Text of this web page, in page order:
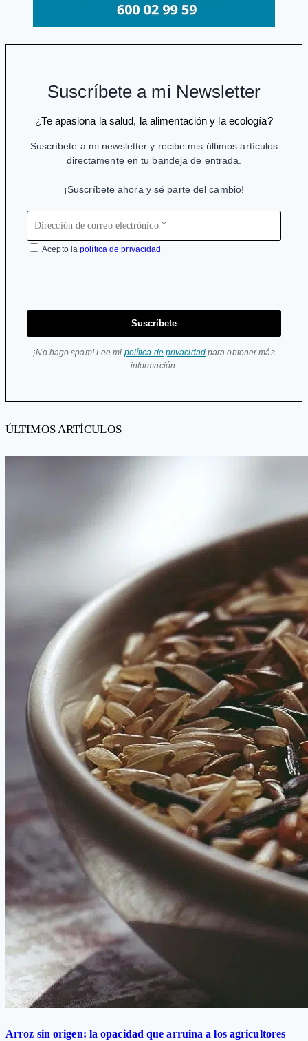
Suscríbete a mi Newsletter
¿Te apasiona la salud, la alimentación y la ecología?
Suscríbete a mi newsletter y recibe mis últimos artículos
directamente en tu bandeja de entrada.
¡Suscríbete ahora y sé parte del cambio!
Acepto lapolítica de privacidad
Suscríbete
¡No hago spam! Lee mi política de privacidadpara obtener más
información.
ÚLTIMOS ARTÍCULOS
Arroz sin origen: la opacidad que arruina a los agricultores